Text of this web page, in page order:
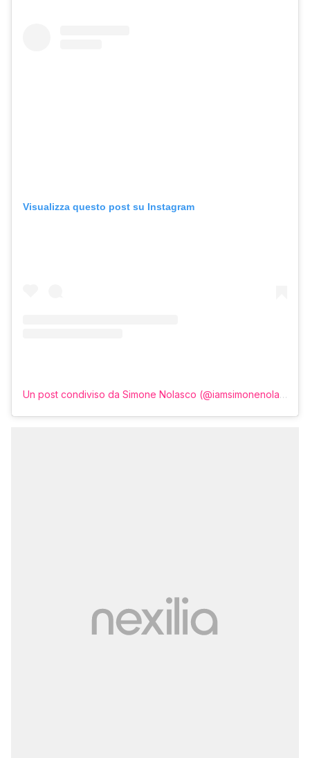
Visualizza questo post su Instagram
Un post condiviso da Simone Nolasco (@iamsimonenolasco)